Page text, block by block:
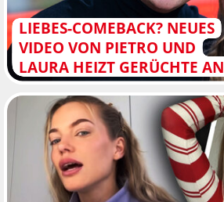
LIEBES-COMEBACK? NEUES
VIDEO VON PIETRO UND
LAURA HEIZT GERÜCHTE AN